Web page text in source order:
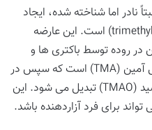
نادر اما شناخته شده، ایجاد
بوی ماهی در بدن (trimethylaminuria) است. این عارضه
در روده توسط باکتری ها و
تولید ماده ای به نام تری متیل آمین (TMA) است که سپس در
کبد به تری متیل آمین-ان-اکسید (TMAO) تبدیل می شود. این
برای فرد آزاردهنده باشد.